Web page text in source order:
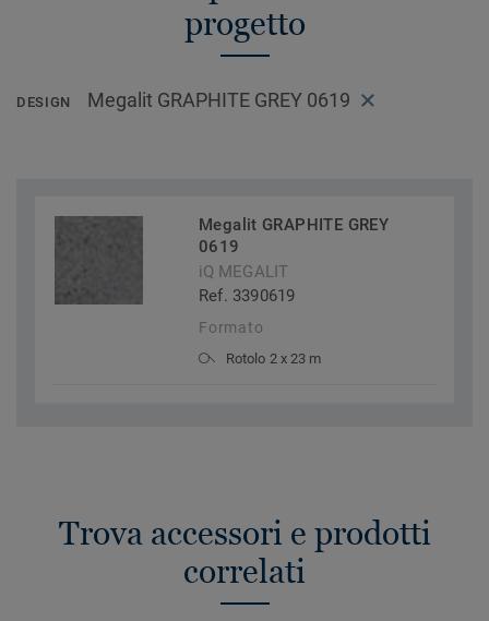
progetto
DESIGN Megalit GRAPHITE GREY 0619
Megalit GRAPHITE GREY
0619
iQ MEGALIT
Ref. 3390619
Formato
Rotolo 2 x 23 m
Trova accessori e prodotti
correlati